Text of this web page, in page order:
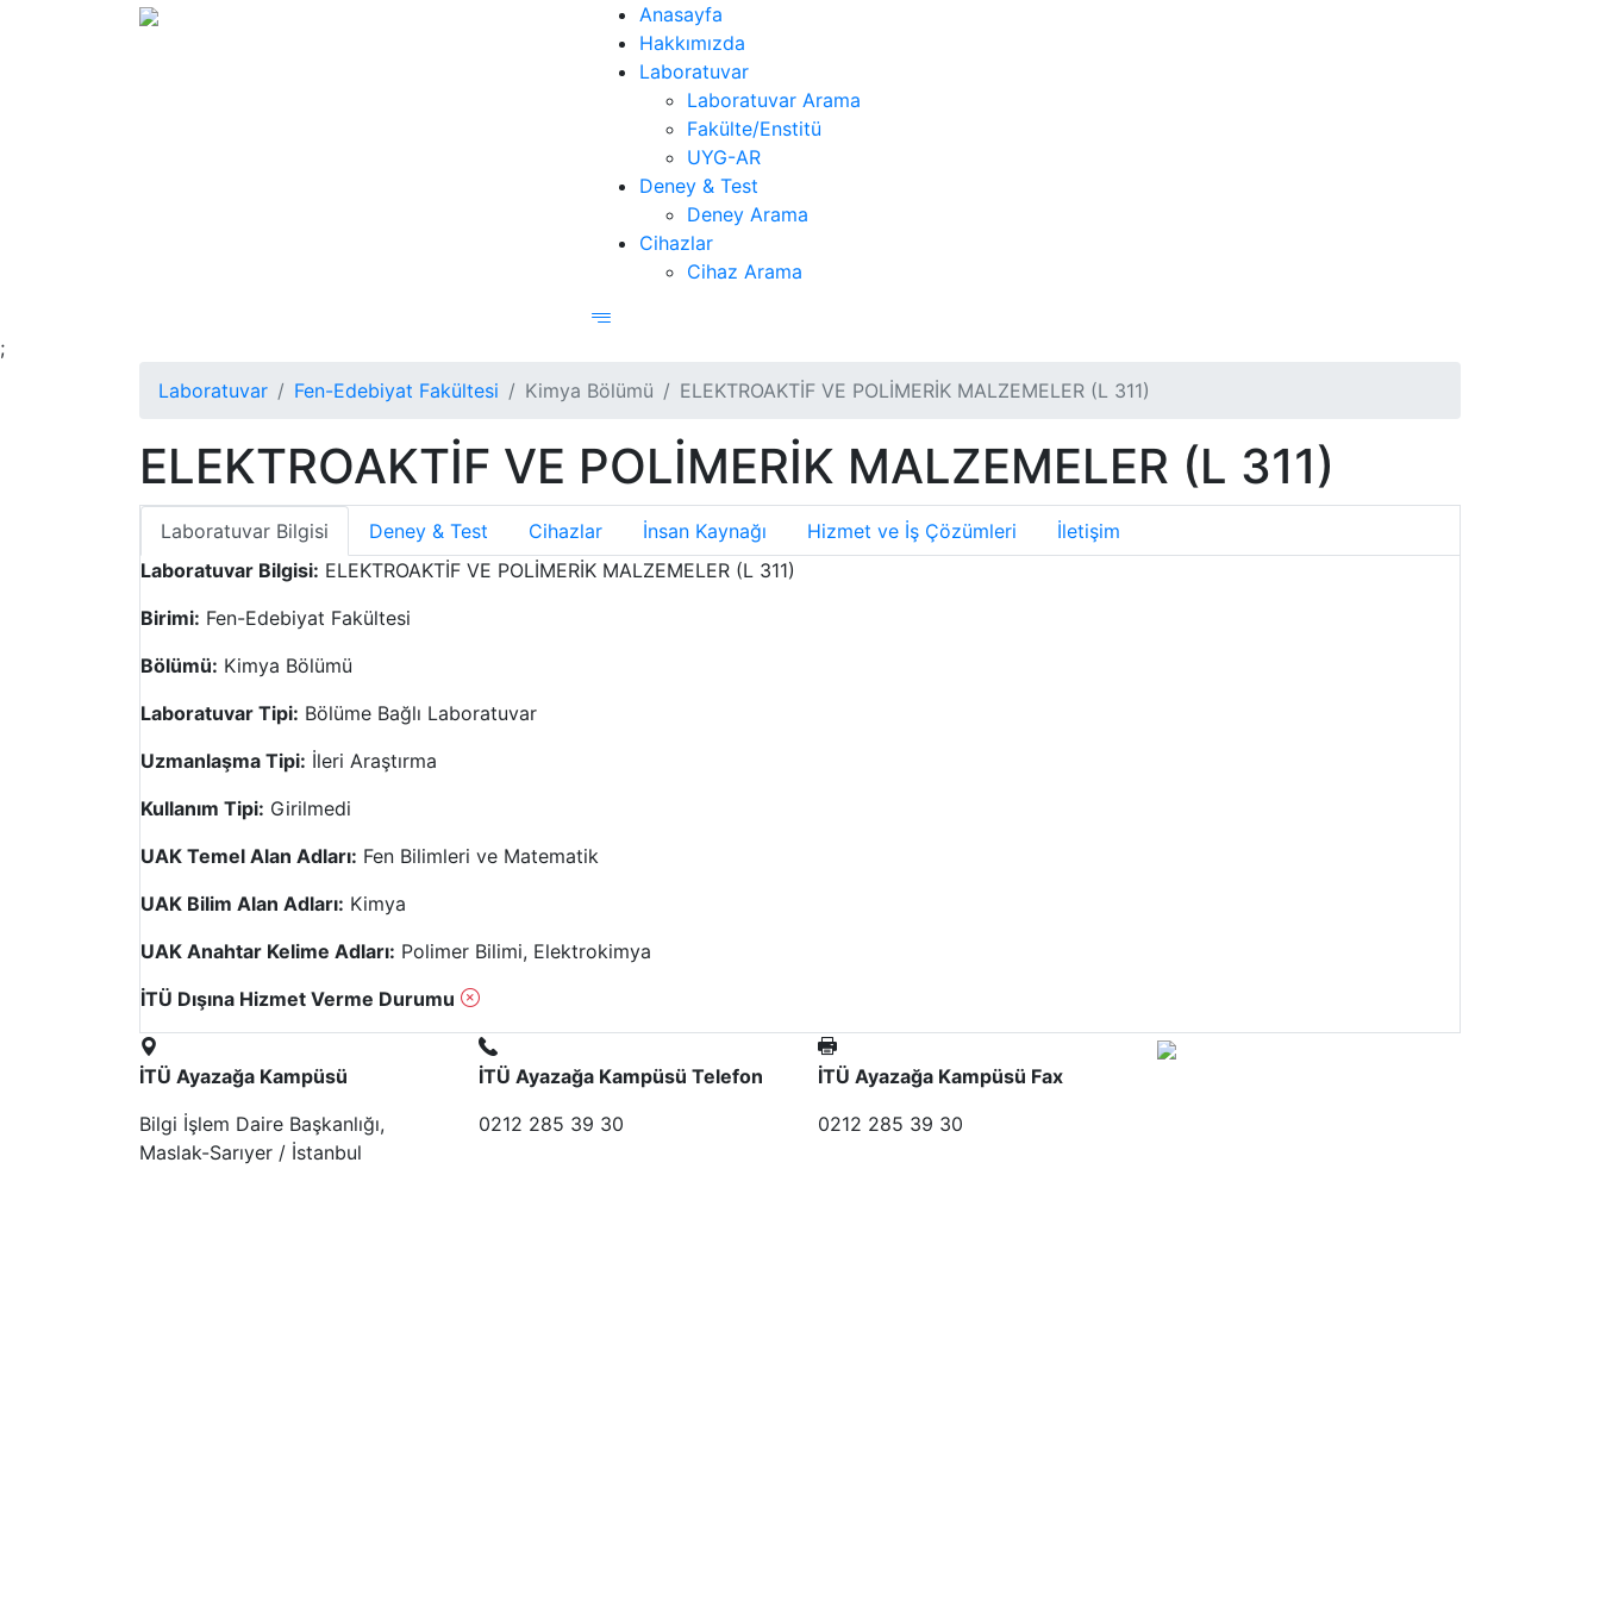
Anasayfa
Hakkımızda
Laboratuvar
Laboratuvar Arama
Fakülte/Enstitü
UYG-AR
Deney & Test
Deney Arama
Cihazlar
Cihaz Arama
;
Laboratuvar
Fen-Edebiyat Fakültesi Kimya Bölümü ELEKTROAKTİF VE POLİMERİK MALZEMELER (L 311)
ELEKTROAKTİF VE POLİMERİK MALZEMELER (L 311)
Laboratuvar Bilgisi Deney & Test Cihazlar İnsan Kaynağı Hizmet ve İş Çözümleri
İletişim
Laboratuvar Bilgisi: ELEKTROAKTİF VE POLİMERİK MALZEMELER (L 311)
Birimi: Fen-Edebiyat Fakültesi
Bölümü: Kimya Bölümü
Laboratuvar Tipi: Bölüme Bağlı Laboratuvar
Uzmanlaşma Tipi: İleri Araştırma
Kullanım Tipi: Girilmedi
UAK Temel Alan Adları: Fen Bilimleri ve Matematik
UAK Bilim Alan Adları: Kimya
UAK Anahtar Kelime Adları: Polimer Bilimi, Elektrokimya
İTÜ Dışına Hizmet Verme Durumu
İTÜ Ayazağa Kampüsü
Bilgi İşlem Daire Başkanlığı,
Maslak-Sarıyer / İstanbul
İTÜ Ayazağa Kampüsü Telefon
0212 285 39 30
İTÜ Ayazağa Kampüsü Fax
0212 285 39 30